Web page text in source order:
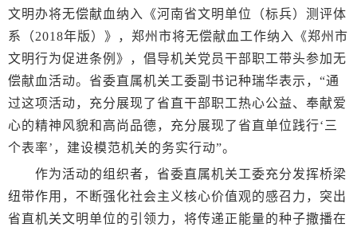
文明办将无偿献血纳入《河南省文明单位（标兵）测评体
系（2018年版）》，郑州市将无偿献血工作纳入《郑州市
文明行为促进条例》，倡导机关党员干部职工带头参加无
偿献血活动。省委直属机关工委副书记种瑞华表示，“通
过这项活动，充分展现了省直干部职工热心公益、奉献爱
心的精神风貌和高尚品德，充分展现了省直单位践行‘三
个表率’，建设模范机关的务实行动”。
作为活动的组织者，省委直属机关工委充分发挥桥梁
纽带作用，不断强化社会主义核心价值观的感召力，突出
省直机关文明单位的引领力，将传递正能量的种子撒播在